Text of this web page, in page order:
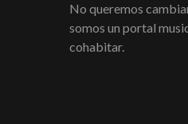
No queremos
somos un portal
cohabitar.